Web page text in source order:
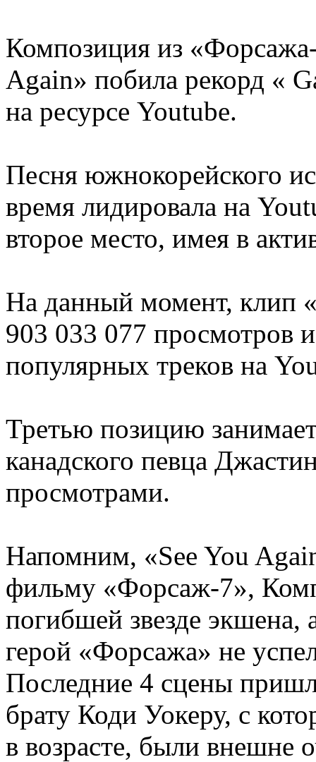
Композиция из
Again» побила рекорд «
на ресурсе Youtube.
Песня южнокорейского
время лидировала на
второе место, имея в
На данный момент, клип
903 033 077 просмотров
популярных треков на
Третью позицию
канадского певца
просмотрами.
Напомним, «See You
фильму «Форсаж-7»,
погибшей звезде экшена,
герой «Форсажа» не
Последние 4 сцены
брату Коди Уокеру, с
в возрасте, были внешне